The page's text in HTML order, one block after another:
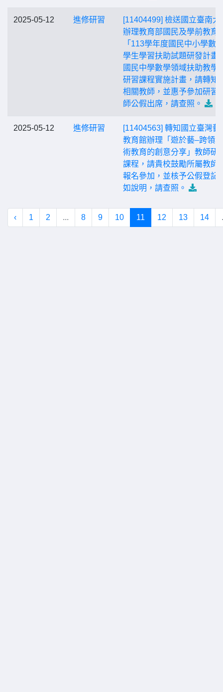
2025-05-12 進修研習
[11404499] 檢送國立臺南大
辦理教育部國民及學前教育
「113學年度國民中小學數
學生學習扶助試題研發計畫
國民中學數學領域扶助教學
研習課程實施計畫，請轉知
相關教師，並惠予參加研習
師公假出席，請查照。
2025-05-12 進修研習
[11404563] 轉知國立臺灣藝
教育館辦理「遊於藝–跨領
術教育的創意分享」教師研
課程，請貴校鼓勵所屬教師
報名參加，並核予公假登記
如說明，請查照。
‹ 1 2 ... 8 9 10 11 12 13 14